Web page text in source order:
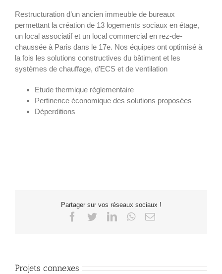
Restructuration d’un ancien immeuble de bureaux
permettant la création de 13 logements sociaux en étage,
un local associatif et un local commercial en rez-de-
chaussée à Paris dans le 17e. Nos équipes ont optimisé à
la fois les solutions constructives du bâtiment et les
systèmes de chauffage, d’ECS et de ventilation
Etude thermique réglementaire
Pertinence économique des solutions proposées
Déperditions
Partager sur vos réseaux sociaux !
Facebook
TwitterLinkedInWhatsApp
Email
Projets connexes